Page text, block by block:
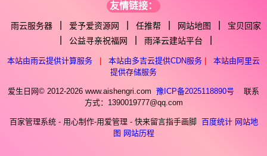
友情链接：
雨云服务器 爱予爱资源网 任推帮 网站地图 宝贝回家
公益寻亲祝福网 雨泽云建站平台
本站由雨云提供计算服务 本站由多吉云提供CDN服务
本站由阿里云
提供存储服务
爱生日网© 2012-2026 www.aishengri.com 豫ICP备2025118890号
联系
方式：1390019777@qq.com
百家管理系统 - 用心制作-用爱管理 - 快来留言指手画脚 百度统计 网站地
图 网站历程